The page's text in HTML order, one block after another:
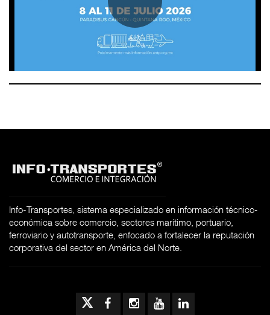
Info-Transportes, sistema especializado en información técnico-
económica sobre comercio, sectores marítimo, portuario,
ferroviario y autotransporte, enfocado a fortalecer la reputación
corporativa del sector en América del Norte.